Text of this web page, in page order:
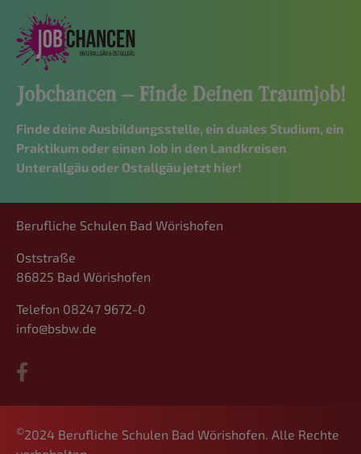
Finde deine Ausbildungsstelle, ein duales Studium, ein
Praktikum oder einen Job in den Landkreisen
Unterallgäu oder Ostallgäu jetzt hier!
Berufliche Schulen Bad Wörishofen
Oststraße
86825 Bad Wörishofen
Telefon 08247 9672-0
info@bsbw.de
©2024 Berufliche Schulen Bad Wörishofen. Alle Rechte